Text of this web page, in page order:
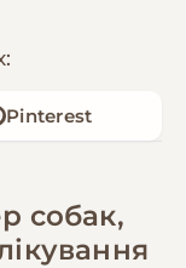
Pinterest
собак,